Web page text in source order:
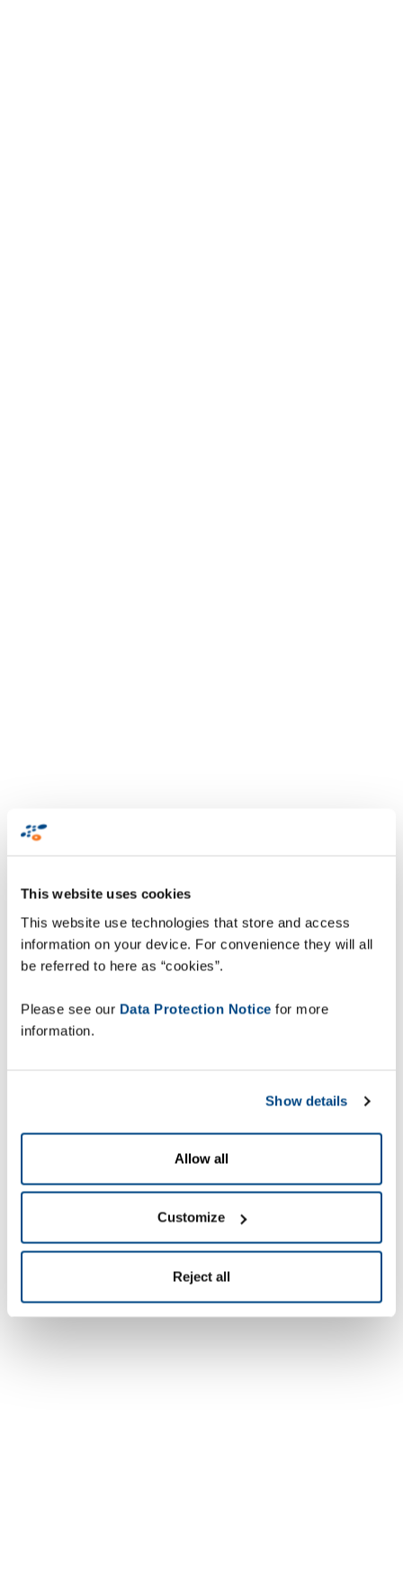
This website uses cookies
This website use technologies that store and access
information on your device. For convenience they will all
be referred to here as “cookies”.
Please see our Data Protection Notice for more
information.
Show details
Allow all
Customize
Reject all